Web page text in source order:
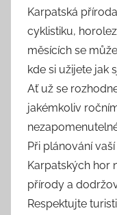
Karpatská
cyklistiku,
měsících se
kde si užijete jak
Ať už se
jakémkoliv
Při plánování
Karpatských hor
přírody a
Respektujte